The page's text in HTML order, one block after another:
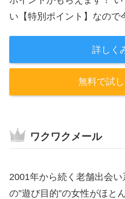
い【特別ポイント】なので
詳しく
無料で試
ワクワクメール
2001年から続く老舗出会
の”遊び目的”の女性がほと